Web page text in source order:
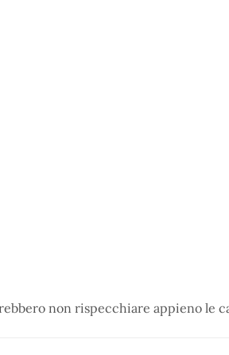
non rispecchiare appieno le